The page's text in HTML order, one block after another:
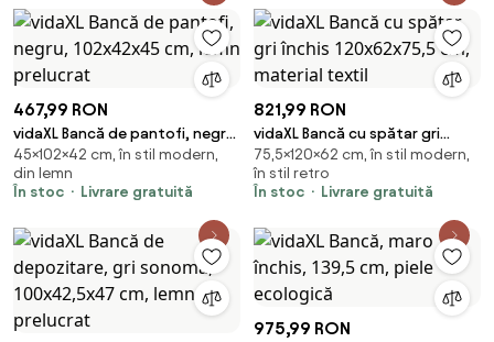
467,99 RON
vidaXL Bancă de pantofi, negru,
102x42x45 cm, lemn prelucrat
45×102×42 cm, în stil modern,
din lemn
În stoc
Livrare gratuită
821,99 RON
vidaXL Bancă cu spătar gri
închis 120x62x75,5 cm, material
textil
75,5×120×62 cm, în stil modern,
în stil retro
În stoc
Livrare gratuită
975,99 RON